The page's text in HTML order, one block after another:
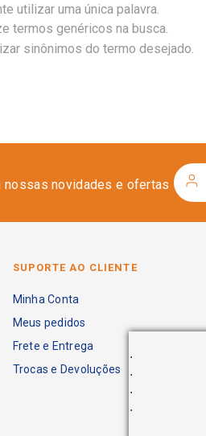
.
.
.
.
utilizar uma única palavra.
termos genéricos na busca.
sinônimos do termo desejado.
nossas novidades e ofertas
SUPORTE AO CLIENTE
Minha Conta
Meus pedidos
Frete e Entrega
Trocas e Devoluções